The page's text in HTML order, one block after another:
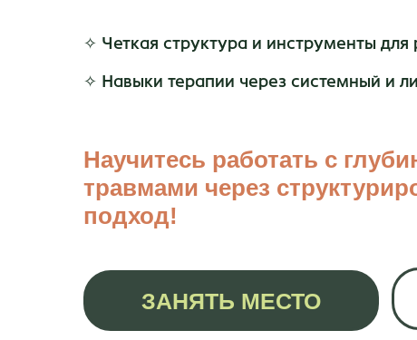
Научитесь работать с
травмами через
подход!
✧ Четкая структура и инструменты для
✧ Навыки терапии через системный и
ЗАНЯТЬ МЕСТО